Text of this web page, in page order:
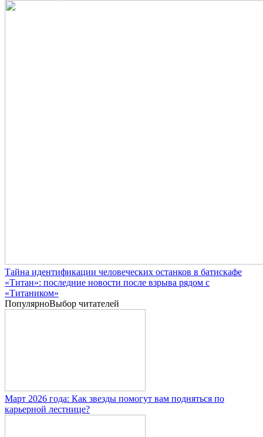
Тайна идентификации человеческих останков в батискафе
«Титан»: последние новости после взрыва рядом с
«Титаником»
ПопулярноВыбор читателей
Март 2026 года: Как звезды помогут вам подняться по
карьерной лестнице?